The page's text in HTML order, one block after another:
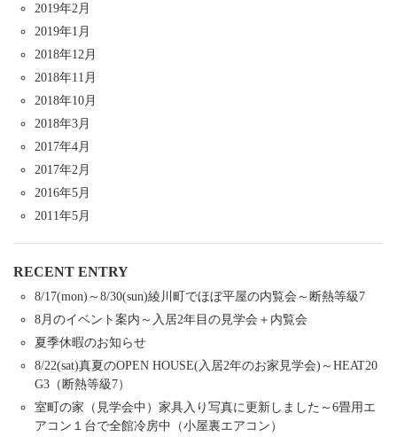
2019年2月
2019年1月
2018年12月
2018年11月
2018年10月
2018年3月
2017年4月
2017年2月
2016年5月
2011年5月
RECENT ENTRY
8/17(mon)～8/30(sun)綾川町でほぼ平屋の内覧会～断熱等級7
8月のイベント案内～入居2年目の見学会＋内覧会
夏季休暇のお知らせ
8/22(sat)真夏のOPEN HOUSE(入居2年のお家見学会)～HEAT20
G3（断熱等級7）
室町の家（見学会中）家具入り写真に更新しました～6畳用エ
アコン１台で全館冷房中（小屋裏エアコン）